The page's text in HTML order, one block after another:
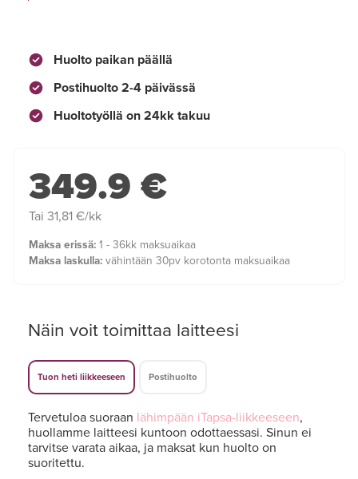
Huolto paikan päällä
Postihuolto 2-4 päivässä
Huoltotyöllä on 24kk takuu
349.9 €
Tai 31,81 €/kk
Maksa erissä: 1 - 36kk maksuaikaa
Maksa laskulla: vähintään 30pv korotonta maksuaikaa
Näin voit toimittaa laitteesi
Tuon heti liikkeeseen Postihuolto
Tervetuloa suoraan lähimpään iTapsa-liikkeeseen,
huollamme laitteesi kuntoon odottaessasi. Sinun ei
tarvitse varata aikaa, ja maksat kun huolto on
suoritettu.